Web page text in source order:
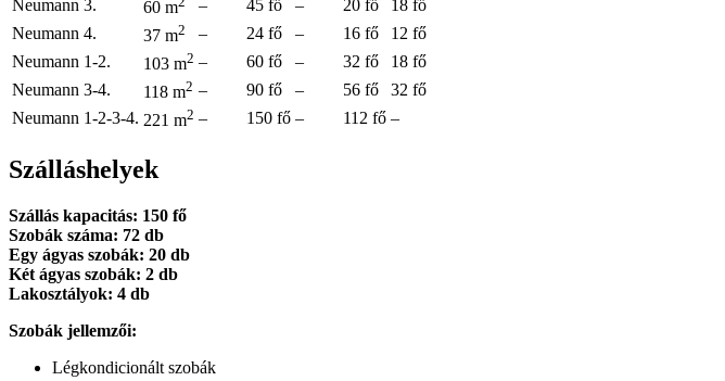
Neumann 3.
60 m – 45 fő – 20 fő
18 fő
Neumann 4.
37 m2 – 24 fő – 16 fő
12 fő
Neumann 1-2.
103 m2 – 60 fő – 32 fő
18 fő
Neumann 3-4.
118 m2 – 90 fő – 56 fő
32 fő
Neumann 1-2-3-4. 221 m2 – 150 fő – 112 fő –
Szálláshelyek
Szállás kapacitás: 150 fő
Szobák száma: 72 db
Egy ágyas szobák: 20 db
Két ágyas szobák: 2 db
Lakosztályok: 4 db
Szobák jellemzői:
Légkondicionált szobák